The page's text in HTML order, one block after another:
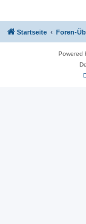
Startseite Foren-
Powered